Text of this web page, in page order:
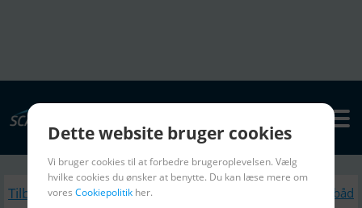
Tilbage Lignende Motorbåd
Dette website bruger cookies
Vi bruger cookies til at forbedre brugeroplevelsen. Vælg
hvilke cookies du ønsker at benytte. Du kan læse mere om
vores Cookiepolitik her.